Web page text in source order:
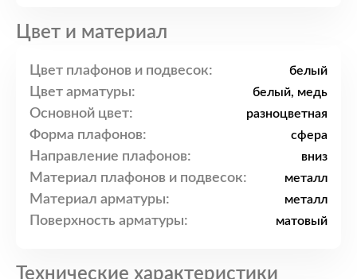
Цвет и материал
Цвет плафонов и подвесок: белый
Цвет арматуры: белый, медь
Основной цвет: разноцветная
Форма плафонов: сфера
Направление плафонов: вниз
Материал плафонов и подвесок: металл
Материал арматуры: металл
Поверхность арматуры: матовый
Технические характеристики